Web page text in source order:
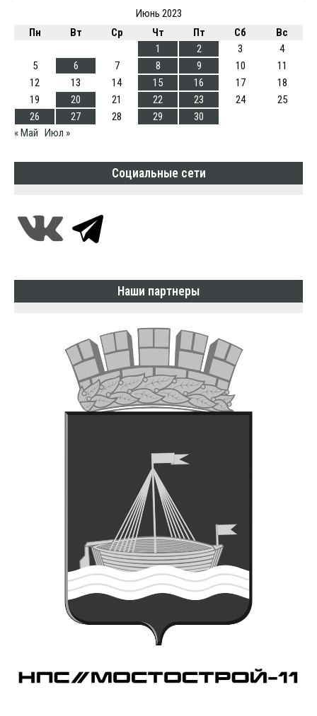
Июнь 2023
Пн
Вт Ср Чт Пт Сб
Вс
1
2 3
4
5
6 7 8 9 10
11
12
13 14 15 16 17
18
19
20 21 22 23 24
25
26
27 28 29
30
« Май Июл »
Социальные сети
Наши партнеры